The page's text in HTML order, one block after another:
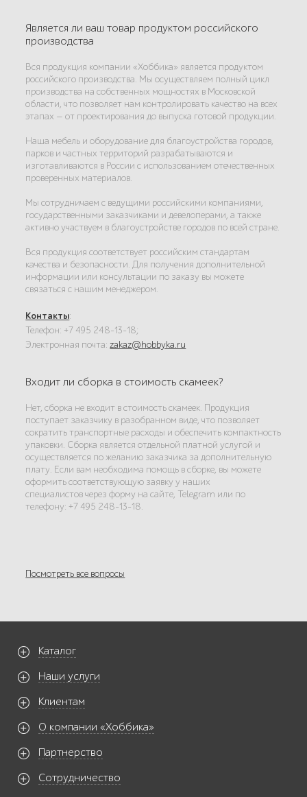
Является ли ваш товар продуктом российского
производства
Вся продукция компании «Хоббика» является продуктом
российского производства. Мы осуществляем полный цикл
производства на собственных мощностях в Московской
области, что позволяет нам контролировать качество на всех
этапах — от проектирования до выпуска готовой продукции.
Наша мебель и оборудование для благоустройства городов,
парков и частных территорий разрабатываются и
изготавливаются в России с использованием отечественных
проверенных материалов.
Мы сотрудничаем с ведущими российскими компаниями,
государственными заказчиками и девелоперами, а также
активно участвуем в благоустройстве городов по всей стране.
Вся продукция соответствует российским стандартам
качества и безопасности. Для получения дополнительной
информации или консультации по заказу вы можете
связаться с нашим менеджером.
Контакты:
Телефон: +7 495 248-13-18;
Электронная почта:zakaz@hobbyka.ru
Входит ли сборка в стоимость скамеек?
Нет, сборка не входит в стоимость скамеек. Продукция
поступает заказчику в разобранном виде, что позволяет
сократить транспортные расходы и обеспечить компактность
упаковки. Сборка является отдельной платной услугой и
осуществляется по желанию заказчика за дополнительную
плату. Если вам необходима помощь в сборке, вы можете
оформить соответствующую заявку у наших
специалистов через форму на сайте, Telegram или по
телефону: +7 495 248-13-18.
Посмотреть все вопросы
Каталог
Наши услуги
Клиентам
О компании «Хоббика»
Партнерство
Сотрудничество